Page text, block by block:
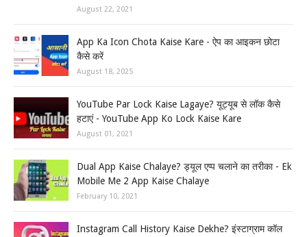
August 22, 2021
App Ka Icon Chota Kaise Kare - ऐप का आइकन छोटा
कैसे करें
August 18, 2025
YouTube Par Lock Kaise Lagaye? यूट्यूब से लॉक कैसे
हटाएं - YouTube App Ko Lock Kaise Kare
August 01, 2021
Dual App Kaise Chalaye? ड्यूल एप्प चलाने का तरीका - Ek
Mobile Me 2 App Kaise Chalaye
February 10, 2021
Instagram Call History Kaise Dekhe? इंस्टाग्राम कॉल